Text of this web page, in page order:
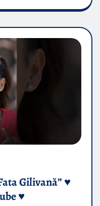
Gilivană” ♥️
♥️